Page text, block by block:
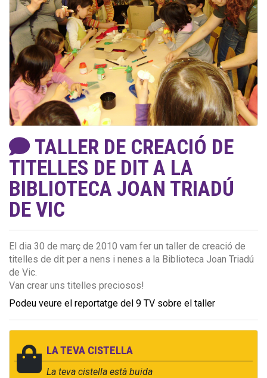
TALLER DE CREACIÓ DE
TITELLES DE DIT A LA
BIBLIOTECA JOAN TRIADÚ
DE VIC
El dia 30 de març de 2010 vam fer un taller de creació de
titelles de dit per a nens i nenes a la Biblioteca Joan Triadú
de Vic.
Van crear uns titelles preciosos!
Podeu veure el reportatge del 9 TV sobre el taller
LA TEVA CISTELLA
La teva cistella està buida